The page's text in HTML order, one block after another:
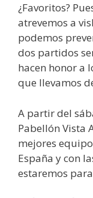
¿Favoritos?
atrevemos a
podemos
dos partidos
hacen honor a
que llevamos
A partir del
Pabellón Vista
mejores
España y con
estaremos